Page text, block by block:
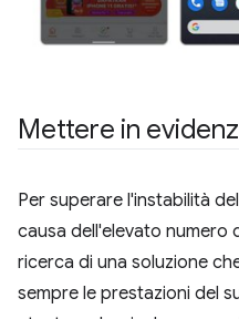
Mettere in
Per superare l'instabilità
causa dell'elevato numero
ricerca di una soluzione
sempre le prestazioni del